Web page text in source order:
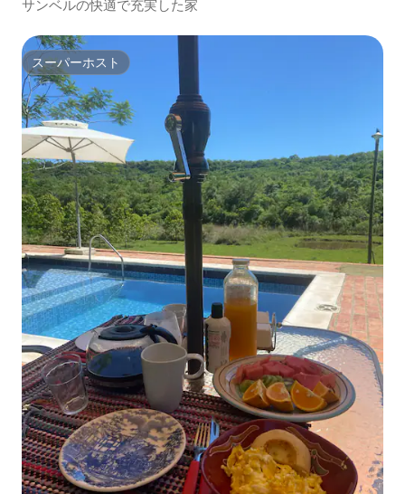
サンベルの快適で充実した家
スーパーホスト
スーパーホスト